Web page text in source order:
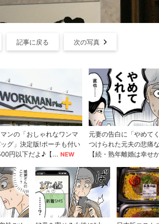
記事に戻る 次の写真